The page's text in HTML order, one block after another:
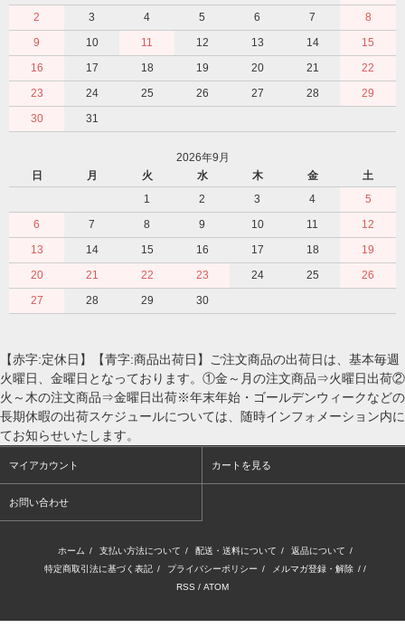
2
3 4 5 6 7
8
9
10 11 12 13 14
15
16
17 18 19 20 21
22
23
24 25 26 27 28
29
30
31
2026年9月
日
月 火 水 木 金
土
1
2 3 4
5
6
7 8 9 10 11
12
13
14 15 16 17 18
19
20
21 22 23 24 25
26
27
28 29 30
【赤字:定休日】【青字:商品出荷日】ご注文商品の出荷日は、基本毎週
火曜日、金曜日となっております。①金～月の注文商品⇒火曜日出荷②
火～木の注文商品⇒金曜日出荷※年末年始・ゴールデンウィークなどの
長期休暇の出荷スケジュールについては、随時インフォメーション内に
てお知らせいたします。
マイアカウント カートを見る
お問い合わせ
ホーム / 支払い方法について / 配送・送料について / 返品について /
特定商取引法に基づく表記 / プライバシーポリシー / メルマガ登録・解除 / /
RSS / ATOM